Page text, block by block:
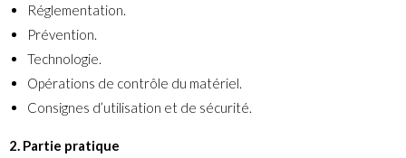
Réglementation.
Prévention.
Technologie.
Opérations de contrôle du matériel.
Consignes d’utilisation et de sécurité.
2. Partie pratique